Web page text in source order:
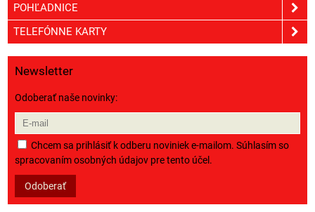
POHĽADNICE
TELEFÓNNE KARTY
Newsletter
Odoberať naše novinky:
Chcem sa prihlásiť k odberu noviniek e-mailom. Súhlasím so
spracovaním osobných údajov pre tento účel.
Odoberať